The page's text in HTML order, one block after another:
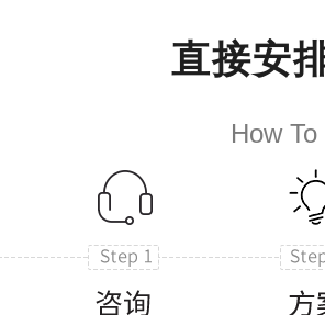
直接安
How